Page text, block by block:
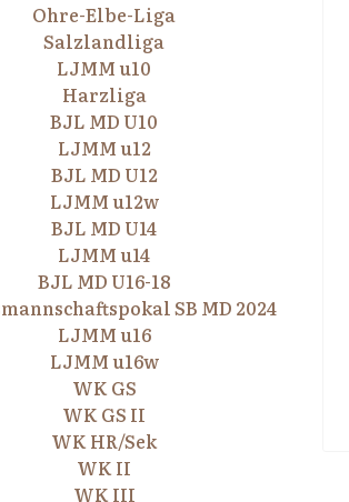
Ohre-Elbe-Liga
Salzlandliga
LJMM u10
Harzliga
BJL MD U10
LJMM u12
BJL MD U12
LJMM u12w
BJL MD U14
LJMM u14
BJL MD U16-18
SB MD 2024
LJMM u16
LJMM u16w
WK GS
WK GS II
WK HR/Sek
WK II
WK III